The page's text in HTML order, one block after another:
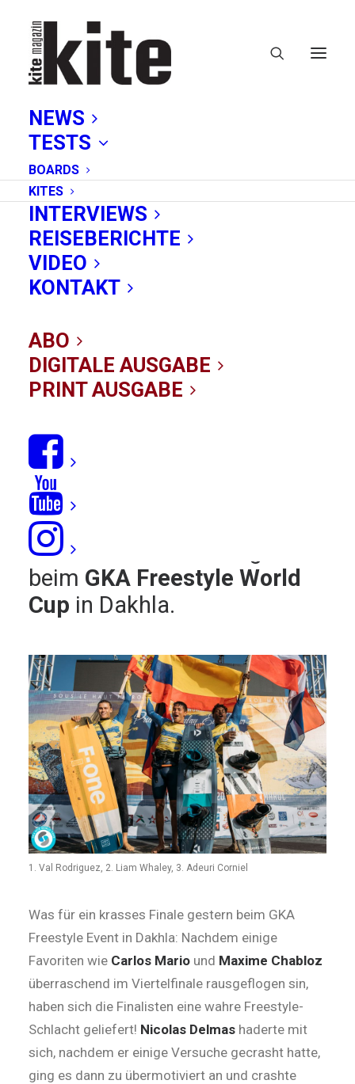
NEWS
TESTS
BOARDS
KITES
INTERVIEWS
REISEBERICHTE
VIDEO
KONTAKT
ABO
DIGITALE AUSGABE
PRINT AUSGABE
Episches Freestyle-
GKA World Cup in
Dakhla
06/10/2019
Die Freestyle-Herren lieferten
sich gestern einen
dramatischen Final-Fight in
beim GKA Freestyle World
Cup in Dakhla.
1. Val Rodriguez, 2. Liam Whaley, 3. Adeuri Corniel
Was für ein krasses Finale gestern beim GKA
Freestyle Event in Dakhla: Nachdem einige
Favoriten wie Carlos Mario und Maxime Chabloz
überraschend im Viertelfinale rausgeflogen sin,
haben sich die Finalisten eine wahre Freestyle-
Schlacht geliefert! Nicolas Delmas haderte mit
sich, nachdem er einige Versuche gecrasht hatte,
ging es dann zu übermotiviert an und crashte